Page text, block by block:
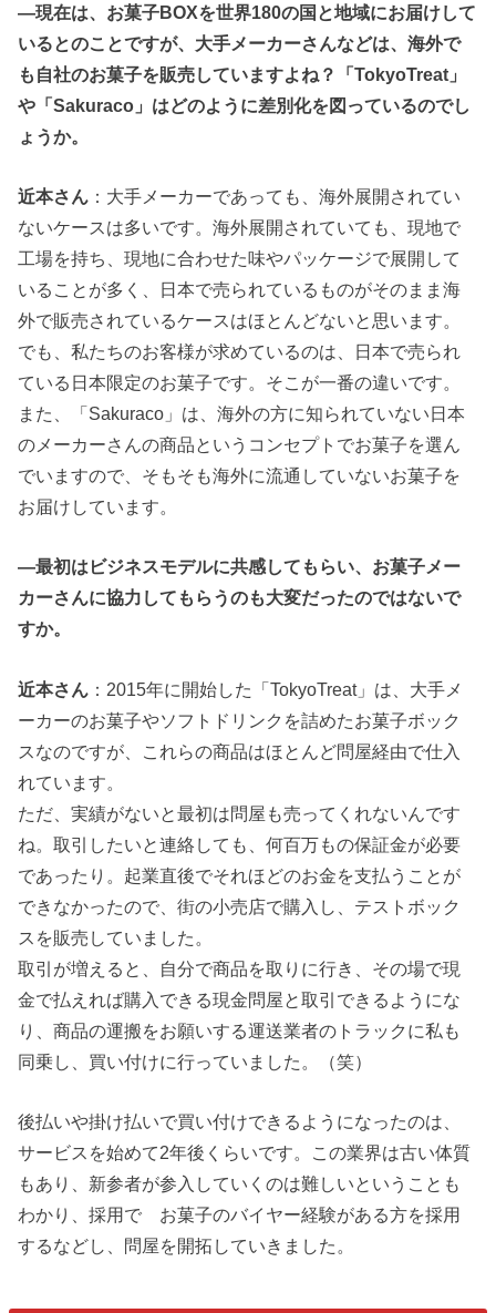
―現在は、お菓子BOXを世界180の国と地域にお届けして
いるとのことですが、大手メーカーさんなどは、海外で
も自社のお菓子を販売していますよね？「TokyoTreat」
や「Sakuraco」はどのように差別化を図っているのでし
ょうか。
近本さん ：大手メーカーであっても、海外展開されてい
ないケースは多いです。海外展開されていても、現地で
工場を持ち、現地に合わせた味やパッケージで展開して
いることが多く、日本で売られているものがそのまま海
外で販売されているケースはほとんどないと思います。
でも、私たちのお客様が求めているのは、日本で売られ
ている日本限定のお菓子です。そこが一番の違いです。
また、「Sakuraco」は、海外の方に知られていない日本
のメーカーさんの商品というコンセプトでお菓子を選ん
でいますので、そもそも海外に流通していないお菓子を
お届けしています。
―最初はビジネスモデルに共感してもらい、お菓子メー
カーさんに協力してもらうのも大変だったのではないで
すか。
近本さん ：2015年に開始した「TokyoTreat」は、大手メ
ーカーのお菓子やソフトドリンクを詰めたお菓子ボック
スなのですが、これらの商品はほとんど問屋経由で仕入
れています。
ただ、実績がないと最初は問屋も売ってくれないんです
ね。取引したいと連絡しても、何百万もの保証金が必要
であったり。起業直後でそれほどのお金を支払うことが
できなかったので、街の小売店で購入し、テストボック
スを販売していました。
取引が増えると、自分で商品を取りに行き、その場で現
金で払えれば購入できる現金問屋と取引できるようにな
り、商品の運搬をお願いする運送業者のトラックに私も
同乗し、買い付けに行っていました。（笑）
後払いや掛け払いで買い付けできるようになったのは、
サービスを始めて2年後くらいです。この業界は古い体質
もあり、新参者が参入していくのは難しいということも
わかり、採用で お菓子のバイヤー経験がある方を採用
するなどし、問屋を開拓していきました。